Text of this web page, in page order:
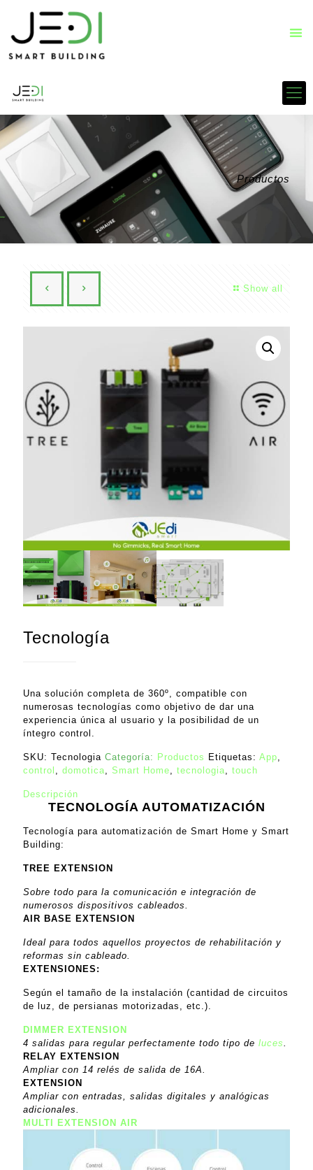
Productos
Show all
Tecnología
Una solución completa de 360º, compatible con
numerosas tecnologías como objetivo de dar una
experiencia única al usuario y la posibilidad de un
íntegro control.
SKU: Tecnologia Categoría: Productos Etiquetas: App
control
domotica Smart Home tecnologia touch
Descripción
TECNOLOGÍA AUTOMATIZACIÓN
Tecnología para automatización de Smart Home y Smart
Building:
TREE EXTENSION
Sobre todo para la comunicación e integración de
numerosos dispositivos cableados.
AIR BASE EXTENSION
Ideal para todos aquellos proyectos de rehabilitación y
reformas sin cableado.
EXTENSIONES:
Según el tamaño de la instalación (cantidad de circuitos
de luz, de persianas motorizadas, etc.).
DIMMER EXTENSION
4 salidas para regular perfectamente todo tipo de luces
RELAY EXTENSION
Ampliar con 14 relés de salida de 16A.
EXTENSION
Ampliar con entradas, salidas digitales y analógicas
adicionales.
MULTI EXTENSION AIR